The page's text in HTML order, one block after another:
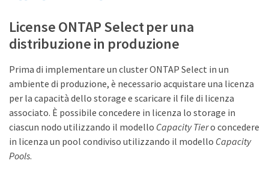
License ONTAP Select per una
distribuzione in produzione
Prima di implementare un cluster ONTAP Select in un
ambiente di produzione, è necessario acquistare una licenza
per la capacità dello storage e scaricare il file di licenza
associato. È possibile concedere in licenza lo storage in
ciascun nodo utilizzando il modello Capacity Tiero concedere
in licenza un pool condiviso utilizzando il modello Capacity
Pools.